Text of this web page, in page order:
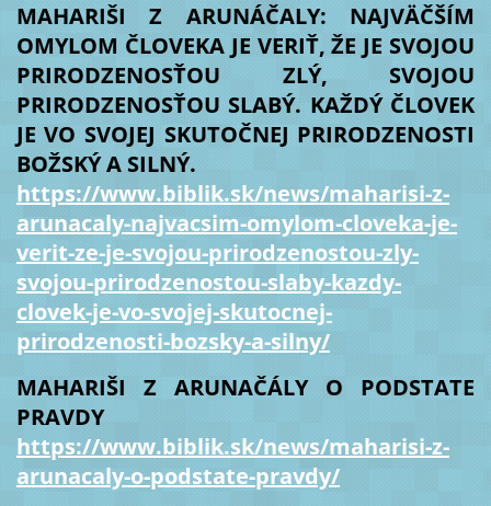
MAHARIŠI Z ARUNÁČALY: NAJVÄČŠÍM
OMYLOM ČLOVEKA JE VERIŤ, ŽE JE SVOJOU
PRIRODZENOSŤOU ZLÝ, SVOJOU
PRIRODZENOSŤOU SLABÝ. KAŽDÝ ČLOVEK
JE VO SVOJEJ SKUTOČNEJ PRIRODZENOSTI
BOŽSKÝ A SILNÝ.
https://www.biblik.sk/news/maharisi-z-
arunacaly-najvacsim-omylom-cloveka-je-
verit-ze-je-svojou-prirodzenostou-zly-
svojou-prirodzenostou-slaby-kazdy-
clovek-je-vo-svojej-skutocnej-
prirodzenosti-bozsky-a-silny/
MAHARIŠI Z ARUNAČÁLY O PODSTATE
PRAVDY
https://www.biblik.sk/news/maharisi-z-
arunacaly-o-podstate-pravdy/